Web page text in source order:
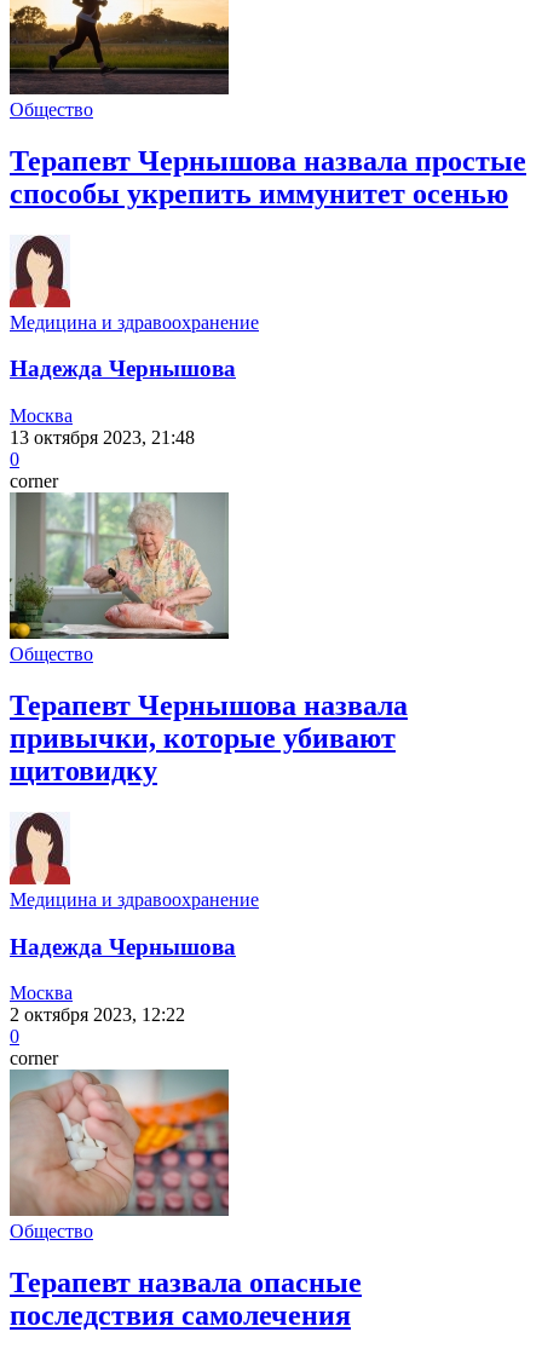
Общество
Терапевт Чернышова назвала простые
способы укрепить иммунитет осенью
Медицина и здравоохранение
Надежда Чернышова
Москва
13 октября 2023, 21:48
0
corner
Общество
Терапевт Чернышова назвала
привычки, которые убивают
щитовидку
Медицина и здравоохранение
Надежда Чернышова
Москва
2 октября 2023, 12:22
0
corner
Общество
Терапевт назвала опасные
последствия самолечения